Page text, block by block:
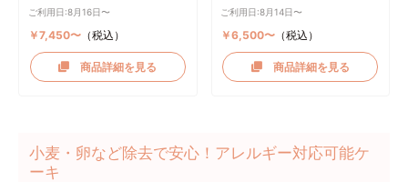
ご利用日:8月16日〜
￥7,450〜（税込）
商品詳細を見る
ご利用日:8月14日〜
￥6,500〜 （税込）
商品詳細を見る
小麦・卵など除去で安心！アレルギー対応可能ケ
ーキ